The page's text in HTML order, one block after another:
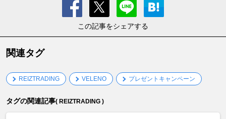
この記事をシェアする
関連タグ
REIZTRADING VELENO プレゼントキャンペーン
タグの関連記事( REIZTRADING )